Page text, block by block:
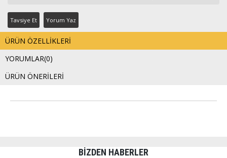
Tavsiye Et Yorum Yaz
ÜRÜN ÖZELLIKLERI
YORUMLAR(0)
ÜRÜN ÖNERILERI
BIZDEN HABERLER